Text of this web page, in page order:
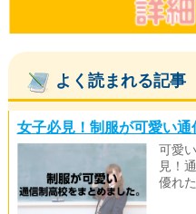
よく読まれる記事
女子必見！制服が可愛い通
可愛
見！
優れ